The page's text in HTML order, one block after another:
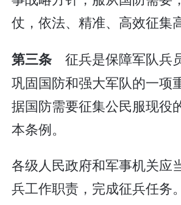
仗，依法、精准、高效征集
第三条 征兵是保障军队兵
巩固国防和强大军队的一项
据国防需要征集公民服现役
本条例。
各级人民政府和军事机关应
兵工作职责，完成征兵任务。